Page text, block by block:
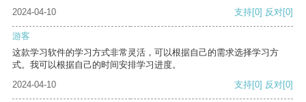
2024-04-10 支持[0] 反对[0]
游客
这款学习软件的学习方式非常灵活，可以根据自己的需求选择学习方
式。我可以根据自己的时间安排学习进度。
2024-04-10
支持[0] 反对[0]